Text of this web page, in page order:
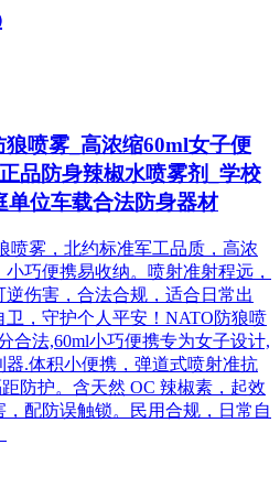
喷雾_高浓缩60ml女子便
品防身辣椒水喷雾剂_学校
单位车载合法防身器材
喷雾，北约标准军工品质，高浓
巧便携易收纳。喷射准射程远，
逆伤害，合法合规，适合日常出
卫，守护个人平安！NATO防狼喷
合法,60ml小巧便携专为女子设计,
器.体积小便携，弹道式喷射准抗
防护。含天然 OC 辣椒素，起效
，配防误触锁。民用合规，日常自